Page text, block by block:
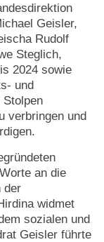
Geisler,
Rudolf
Steglich,
2024 sowie
und
Stolpen
verbringen und
an die
der
widmet
sozialen und
Geisler führte